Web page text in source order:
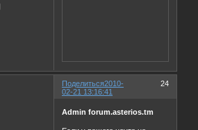
Поделиться 24
2010-
02-21 13:16:41
Admin forum.asterios.tm